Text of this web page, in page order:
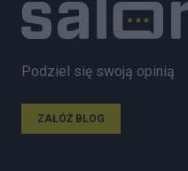
Podziel się swoją opinią
ZAŁÓŻ BLOG